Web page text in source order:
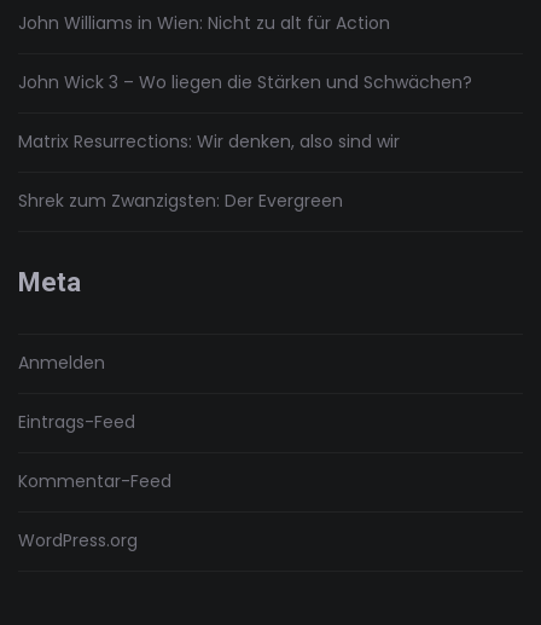
John Williams in Wien: Nicht zu alt für Action
John Wick 3 – Wo liegen die Stärken und Schwächen?
Matrix Resurrections: Wir denken, also sind wir
Shrek zum Zwanzigsten: Der Evergreen
Meta
Anmelden
Eintrags-Feed
Kommentar-Feed
WordPress.org